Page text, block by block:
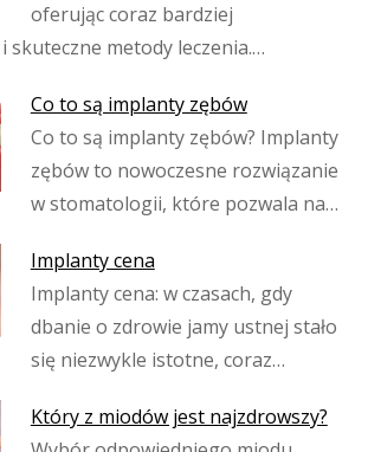
oferując coraz bardziej
skuteczne metody leczenia.…
Co to są implanty zębów
Co to są implanty zębów? Implanty
zębów to nowoczesne rozwiązanie
w stomatologii, które pozwala na…
Implanty cena
Implanty cena: w czasach, gdy
dbanie o zdrowie jamy ustnej stało
się niezwykle istotne, coraz…
Który z miodów jest najzdrowszy?